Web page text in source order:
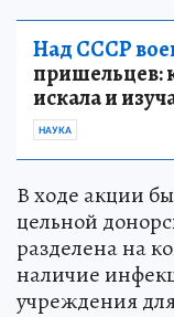
Над СССР
пришельцев:
искала и
НАУКА
В ходе акции
цельной
разделена на
наличие
учреждения